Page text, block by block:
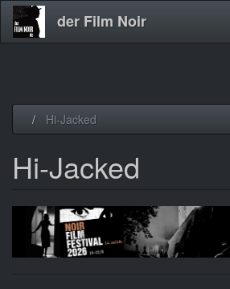
der Film Noir
Hi-Jacked
Hi-Jacked